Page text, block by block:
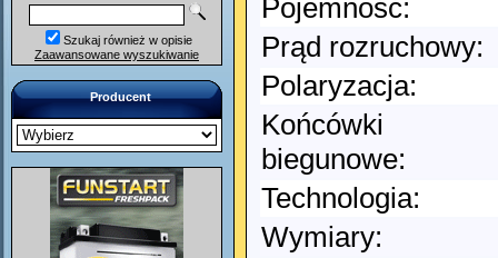
Szukaj również w opisie
Zaawansowane wyszukiwanie
Producent
Pojemność:
Prąd rozruchowy:
Polaryzacja:
Końcówki
biegunowe:
Technologia:
Wymiary: